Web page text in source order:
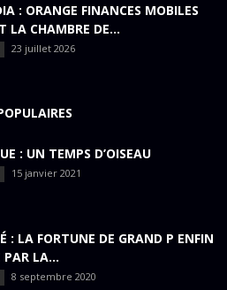
: ORANGE FINANCES MOBILES
LA CHAMBRE DE...
23 juillet 2026
: UN TEMPS D’OISEAU
15 janvier 2021
: LA FORTUNE DE GRAND P ENFIN
PAR LA...
8 septembre 2020